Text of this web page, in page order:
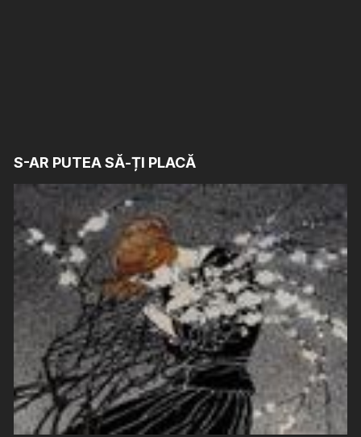
S-AR PUTEA SĂ-ȚI PLACĂ